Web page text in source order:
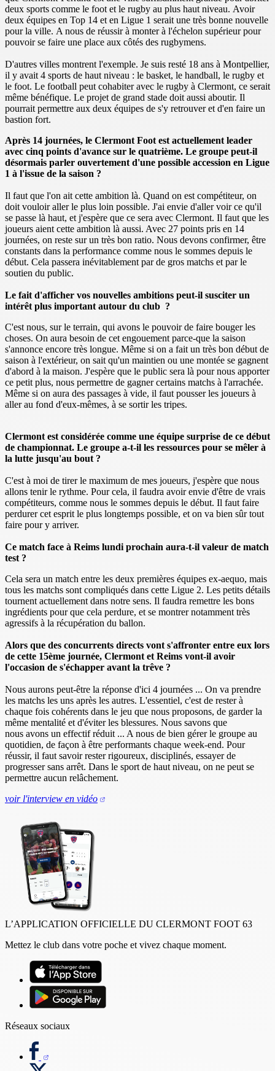
deux sports comme le foot et le rugby au plus haut niveau. Avoir
deux équipes en Top 14 et en Ligue 1 serait une très bonne nouvelle
pour la ville. A nous de réussir à monter à l'échelon supérieur pour
pouvoir se faire une place aux côtés des rugbymens.
D'autres villes montrent l'exemple. Je suis resté 18 ans à Montpellier,
il y avait 4 sports de haut niveau : le basket, le handball, le rugby et
le foot. Le football peut cohabiter avec le rugby à Clermont, ce serait
même bénéfique. Le projet de grand stade doit aussi aboutir. Il
pourrait permettre aux deux équipes de s'y retrouver et d'en faire un
bastion fort.
Après 14 journées, le Clermont Foot est actuellement leader
avec cinq points d'avance sur le quatrième. Le groupe peut-il
désormais parler ouvertement d'une possible accession en Ligue
1 à l'issue de la saison ?
Il faut que l'on ait cette ambition là. Quand on est compétiteur, on
doit vouloir aller le plus loin possible. J'ai envie d'aller voir ce qu'il
se passe là haut, et j'espère que ce sera avec Clermont. Il faut que les
joueurs aient cette ambition là aussi. Avec 27 points pris en 14
journées, on reste sur un très bon ratio. Nous devons confirmer, être
constants dans la performance comme nous le sommes depuis le
début. Cela passera inévitablement par de gros matchs et par le
soutien du public.
Le fait d'afficher vos nouvelles ambitions peut-il susciter un
intérêt plus important autour du club ?
C'est nous, sur le terrain, qui avons le pouvoir de faire bouger les
choses. On aura besoin de cet engouement parce-que la saison
s'annonce encore très longue. Même si on a fait un très bon début de
saison à l'extérieur, on sait qu'un maintien ou une montée se gagnent
d'abord à la maison. J'espère que le public sera là pour nous apporter
ce petit plus, nous permettre de gagner certains matchs à l'arrachée.
Même si on aura des passages à vide, il faut pousser les joueurs à
aller au fond d'eux-mêmes, à se sortir les tripes.
Clermont est considérée comme une équipe surprise de ce début
de championnat. Le groupe a-t-il les ressources pour se mêler à
la lutte jusqu'au bout ?
C'est à moi de tirer le maximum de mes joueurs, j'espère que nous
allons tenir le rythme. Pour cela, il faudra avoir envie d'être de vrais
compétiteurs, comme nous le sommes depuis le début. Il faut faire
perdurer cet esprit le plus longtemps possible, et on va bien sûr tout
faire pour y arriver.
Ce match face à Reims lundi prochain aura-t-il valeur de match
test ?
Cela sera un match entre les deux premières équipes ex-aequo, mais
tous les matchs sont compliqués dans cette Ligue 2. Les petits détails
tournent actuellement dans notre sens. Il faudra remettre les bons
ingrédients pour que cela perdure, et se montrer notamment très
agressifs à la récupération du ballon.
Alors que des concurrents directs vont s'affronter entre eux lors
de cette 15ème journée, Clermont et Reims vont-il avoir
l'occasion de s'échapper avant la trêve ?
Nous aurons peut-être la réponse d'ici 4 journées ... On va prendre
les matchs les uns après les autres. L'essentiel, c'est de rester à
chaque fois cohérents dans le jeu que nous proposons, de garder la
même mentalité et d'éviter les blessures. Nous savons que
nous avons un effectif réduit ... A nous de bien gérer le groupe au
quotidien, de façon à être performants chaque week-end. Pour
réussir, il faut savoir rester rigoureux, disciplinés, essayer de
progresser sans arrêt. Dans le sport de haut niveau, on ne peut se
permettre aucun relâchement.
voir l'interview en vidéo
L’APPLICATION OFFICIELLE DU CLERMONT FOOT 63
Mettez le club dans votre poche et vivez chaque moment.
Réseaux sociaux